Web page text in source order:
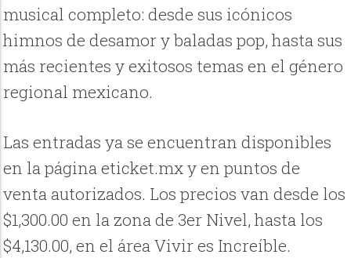
musical completo: desde sus icónicos
himnos de desamor y baladas pop, hasta sus
más recientes y exitosos temas en el género
regional mexicano.
Las entradas ya se encuentran disponibles
en la página eticket.mx y en puntos de
venta autorizados. Los precios van desde los
$1,300.00 en la zona de 3er Nivel, hasta los
$4,130.00, en el área Vivir es Increíble.